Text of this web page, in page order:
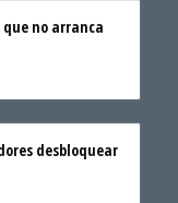
no arranca
desbloquear